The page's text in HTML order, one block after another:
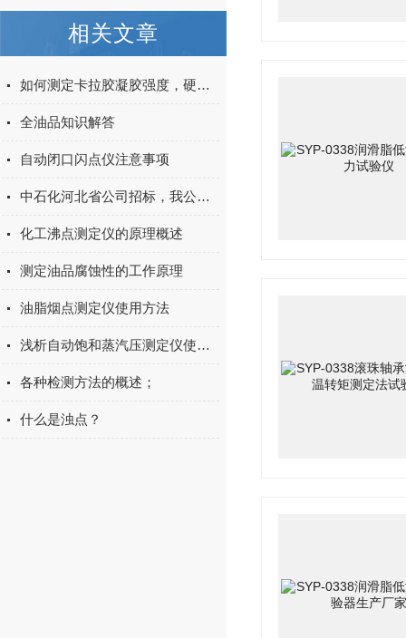
相关文章
如何测定卡拉胶凝胶强度，硬度，弹性和脆性
全油品知识解答
自动闭口闪点仪注意事项
中石化河北省公司招标，我公司一举中标
化工沸点测定仪的原理概述
测定油品腐蚀性的工作原理
油脂烟点测定仪使用方法
浅析自动饱和蒸汽压测定仪使用前的准备
各种检测方法的概述；
什么是浊点？